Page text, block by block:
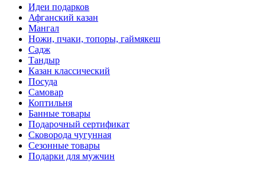
Идеи подарков
Афганский казан
Мангал
Ножи, пчаки, топоры, гаймякеш
Садж
Тандыр
Казан классический
Посуда
Самовар
Коптильня
Банные товары
Подарочный сертификат
Сковорода чугунная
Сезонные товары
Подарки для мужчин